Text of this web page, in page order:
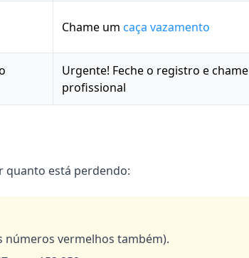
Chame um caça vazamento
Urgente! Feche o registro e chame
profissional
quanto está perdendo:
números vermelhos também).